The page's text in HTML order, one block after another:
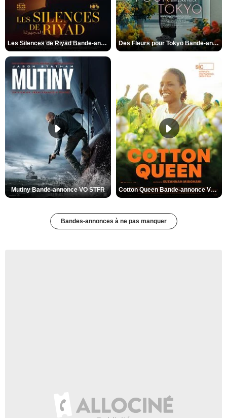
Les Silences de Riyad Bande-annonce VO STFR Des Fleurs pour Tokyo Bande-annonce VO STFR
Mutiny Bande-annonce VO STFR Cotton Queen Bande-annonce VO STFR
Bandes-annonces à ne pas manquer